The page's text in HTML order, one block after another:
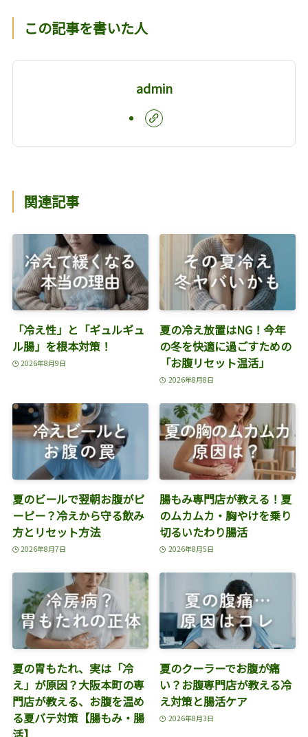
この記事を書いた人
admin
関連記事
「冷え性」と「ギュルギュ
ル腸」を根本対策！
2026年8月9日
夏の冷え放置はNG！今年
の冬を快適に過ごすための
「お腹リセット温活」
2026年8月8日
夏のビールで翌朝お腹がピ
ーピー？冷えから守る飲み
方とリセット方法
2026年8月7日
腸もみ専門店が教える！夏
のムカムカ・胸やけを乗り
切るいたわり腸活
2026年8月5日
夏の胃もたれ、実は「冷
え」が原因？大阪本町の専
門店が教える、お腹を温め
る夏バテ対策【腸もみ・腸
夏のクーラーでお腹が痛
い？お腹専門店が教える冷
え対策と腸活ケア
2026年8月3日